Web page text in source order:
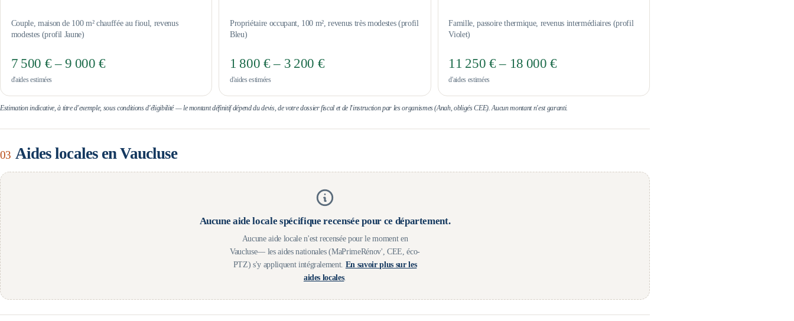
Couple, maison de 100 m² chauffée au fioul, revenus
modestes (profil Jaune)
7 500 € – 9 000 €
d'aides estimées
Propriétaire occupant, 100 m², revenus très modestes (profil
Bleu)
1 800 € – 3 200 €
d'aides estimées
Famille, passoire thermique, revenus intermédiaires (profil
Violet)
11 250 € – 18 000 €
d'aides estimées
Estimation indicative, à titre d'exemple, sous conditions d'éligibilité — le montant définitif dépend du devis, de votre dossier fiscal et de l'instruction par les organismes (Anah, obligés CEE). Aucun montant n'est garanti.
03 Aides locales en Vaucluse
Aucune aide locale spécifique recensée pour ce département.
Aucune aide locale n'est recensée pour le moment en
Vaucluse— les aides nationales (MaPrimeRénov', CEE, éco-
PTZ) s'y appliquent intégralement. En savoir plus sur les
aides locales.